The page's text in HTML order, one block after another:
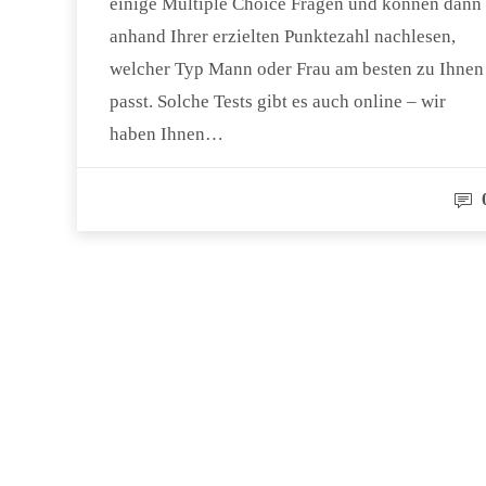
einige Multiple Choice Fragen und können dann
anhand Ihrer erzielten Punktezahl nachlesen,
welcher Typ Mann oder Frau am besten zu Ihnen
passt. Solche Tests gibt es auch online – wir
haben Ihnen…